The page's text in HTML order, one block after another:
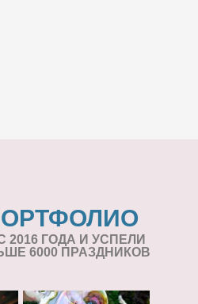
ГОДА И УСПЕЛИ
6000 ПРАЗДНИКОВ